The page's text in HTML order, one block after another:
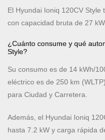
El Hyundai Ioniq 120CV
con capacidad bruta de 27
¿Cuánto consume y qué
Style?
Su consumo es de 14 kWh/
eléctrico es de 250 km
para Ciudad y Carretera.
Además, el Hyundai Ioniq
hasta 7.2 kW y carga rápida